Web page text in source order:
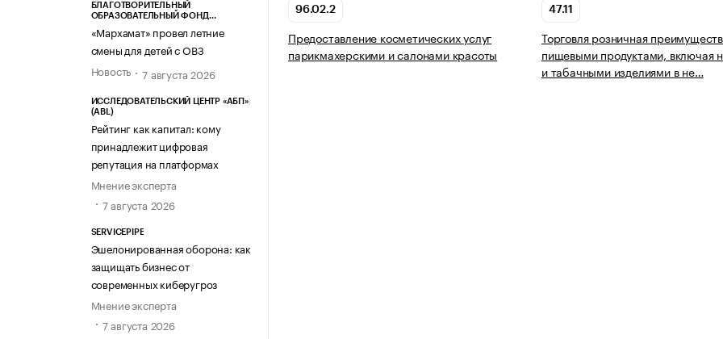
БЛАГОТВОРИТЕЛЬНЫЙ
ОБРАЗОВАТЕЛЬНЫЙ ФОНД
«Мархамат» провел летние
смены для детей с ОВЗ
Новость
7 августа 2026
ИССЛЕДОВАТЕЛЬСКИЙ ЦЕНТР «АБП»
(ABL)
Рейтинг как капитал: кому
принадлежит цифровая
репутация на платформах
Мнение эксперта
7 августа 2026
SERVICEPIPE
Эшелонированная оборона: как
защищать бизнес от
современных киберугроз
Мнение эксперта
7 августа 2026
96.02.2
Предоставление косметических услуг
парикмахерскими и салонами красоты
47.11
Торговля розничная
пищевыми продуктами, включая
и табачными изделиями в не…